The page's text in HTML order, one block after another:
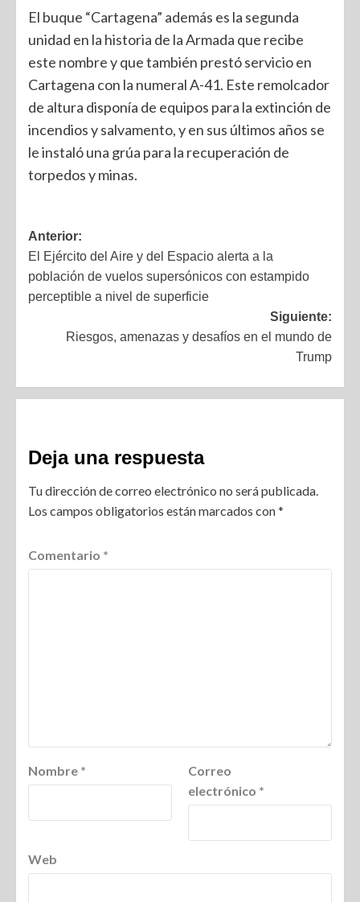
El buque “Cartagena” además es la segunda
unidad en la historia de la Armada que recibe
este nombre y que también prestó servicio en
Cartagena con la numeral A-41. Este remolcador
de altura disponía de equipos para la extinción de
incendios y salvamento, y en sus últimos años se
le instaló una grúa para la recuperación de
torpedos y minas.
Anterior:
El Ejército del Aire y del Espacio alerta a la
población de vuelos supersónicos con estampido
perceptible a nivel de superficie
Siguiente:
Riesgos, amenazas y desafíos en el mundo de
Trump
Deja una respuesta
Tu dirección de correo electrónico no será publicada.
Los campos obligatorios están marcados con*
Comentario *
Nombre *
Correo
electrónico *
Web